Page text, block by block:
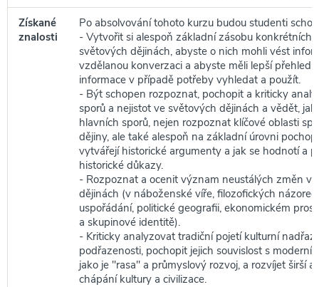
Získané
znalosti
Po absolvování tohoto kurzu budou studenti
- Vytvořit si alespoň základní zásobu konkrétních
světových dějinách, abyste o nich mohli vést
vzdělanou konverzaci a abyste měli lepší přehled
informace v případě potřeby vyhledat a použít.
- Být schopen rozpoznat, pochopit a kriticky
sporů a nejistot ve světových dějinách a vědět,
hlavních sporů, nejen rozpoznat klíčové oblasti
dějiny, ale také alespoň na základní úrovni
vytvářejí historické argumenty a jak se hodnotí a
historické důkazy.
- Rozpoznat a ocenit význam neustálých změn
dějinách (v náboženské víře, filozofických
uspořádání, politické geografii, ekonomickém
a skupinové identitě).
- Kriticky analyzovat tradiční pojetí kulturní
podřazenosti, pochopit jejich souvislost s
jako je "rasa" a průmyslový rozvoj, a rozvíjet širší a
chápání kultury a civilizace.